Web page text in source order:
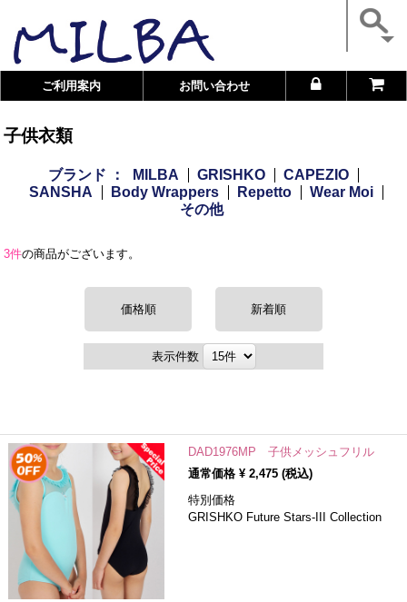
ご利用案内 お問い合わせ
子供衣類
ブランド ： MILBA GRISHKO
CAPEZIO
SANSHA
Body Wrappers Repetto
Wear Moi
その他
3件の商品がございます。
価格順 新着順
表示件数
DAD1976MP 子供メッシュフリル
通常価格 ¥ 2,475(税込)
特別価格
GRISHKO Future Stars-III Collection